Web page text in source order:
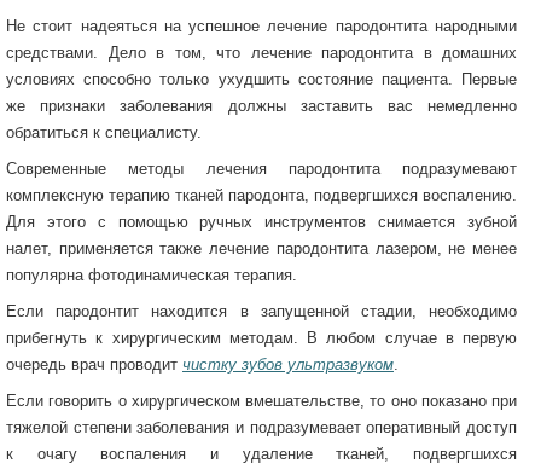
Не стоит надеяться на успешное лечение пародонтита народными
средствами. Дело в том, что лечение пародонтита в домашних
условиях способно только ухудшить состояние пациента. Первые
же признаки заболевания должны заставить вас немедленно
обратиться к специалисту.
Современные методы лечения пародонтита подразумевают
комплексную терапию тканей пародонта, подвергшихся воспалению.
Для этого с помощью ручных инструментов снимается зубной
налет, применяется также лечение пародонтита лазером, не менее
популярна фотодинамическая терапия.
Если пародонтит находится в запущенной стадии, необходимо
прибегнуть к хирургическим методам. В любом случае в первую
очередь врач проводит чистку зубов ультразвуком
Если говорить о хирургическом вмешательстве, то оно показано при
тяжелой степени заболевания и подразумевает оперативный доступ
к очагу воспаления и удаление тканей, подвергшихся